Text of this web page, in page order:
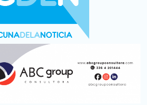
con más movimiento y consumo
personas viajaron por el país, un 5,9%